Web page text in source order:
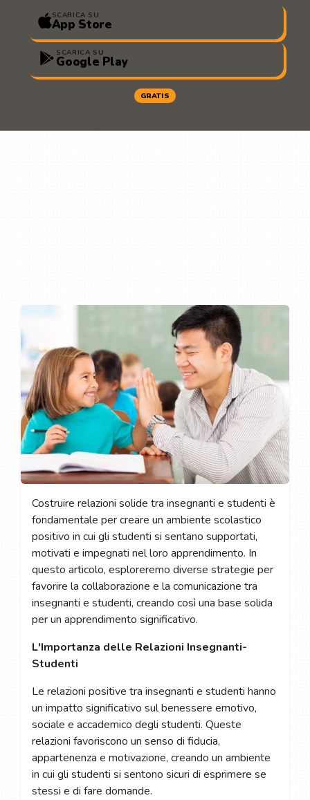
SCARICA SU
App Store
SCARICA SU
Google Play
GRATIS
Costruire relazioni solide tra insegnanti e studenti è
fondamentale per creare un ambiente scolastico
positivo in cui gli studenti si sentano supportati,
motivati e impegnati nel loro apprendimento. In
questo articolo, esploreremo diverse strategie per
favorire la collaborazione e la comunicazione tra
insegnanti e studenti, creando così una base solida
per un apprendimento significativo.
L'Importanza delle Relazioni Insegnanti-
Studenti
Le relazioni positive tra insegnanti e studenti hanno
un impatto significativo sul benessere emotivo,
sociale e accademico degli studenti. Queste
relazioni favoriscono un senso di fiducia,
appartenenza e motivazione, creando un ambiente
in cui gli studenti si sentono sicuri di esprimere se
stessi e di fare domande.